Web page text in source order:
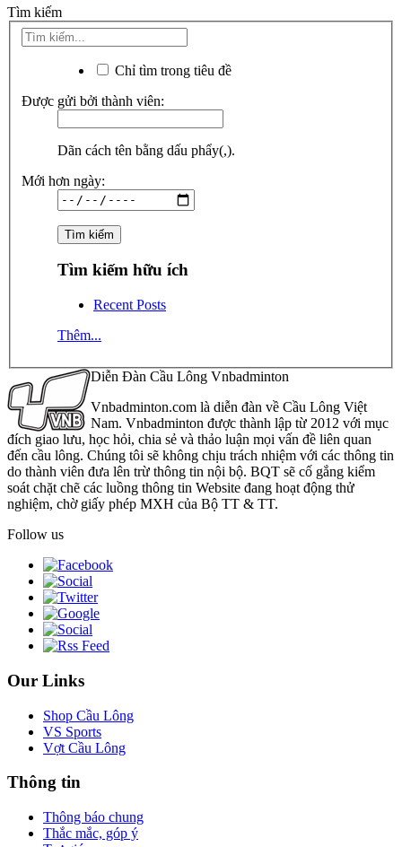
Tìm kiếm
Chỉ tìm trong tiêu đề
Được gửi bởi thành viên:
Dãn cách tên bằng dấu phẩy(,).
Mới hơn ngày:
Tìm kiếm hữu ích
Recent Posts
Thêm...
Diễn Đàn Cầu Lông Vnbadminton
Vnbadminton.com là diễn đàn về Cầu Lông Việt
Nam. Vnbadminton được thành lập từ 2012 với mục
đích giao lưu, học hỏi, chia sẻ và thảo luận mọi vấn đề liên quan
đến cầu lông. Chúng tôi sẽ không chịu trách nhiệm với các thông tin
do thành viên đưa lên trừ thông tin nội bộ. BQT sẽ cố gắng kiểm
soát chặt chẽ các luồng thông tin Website đang hoạt động thử
nghiệm, chờ giấy phép MXH của Bộ TT & TT.
Follow us
Our Links
Shop Cầu Lông
VS Sports
Vợt Cầu Lông
Thông tin
Thông báo chung
Thắc mắc, góp ý